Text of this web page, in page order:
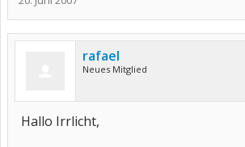
rafael
Neues Mitglied
Hallo Irrlicht,